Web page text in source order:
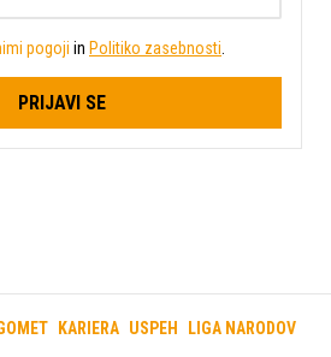
pogoji in Politiko zasebnosti
PRIJAVI SE
KARIERA USPEH LIGA NARODOV